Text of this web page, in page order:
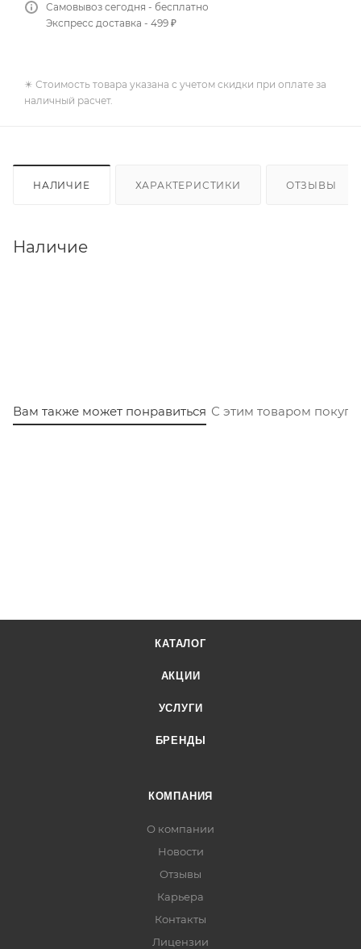
Самовывоз сегодня - бесплатно
Экспресс доставка - 499 ₽
✴️ Стоимость товара указана с учетом скидки при оплате за
наличный расчет.
НАЛИЧИЕ ХАРАКТЕРИСТИКИ ОТЗЫВЫ
Наличие
Вам также может понравиться С этим товаром
КАТАЛОГ
АКЦИИ
УСЛУГИ
БРЕНДЫ
КОМПАНИЯ
О компании
Новости
Отзывы
Карьера
Контакты
Лицензии